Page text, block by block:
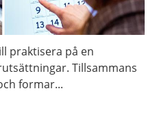
praktisera på en
Tillsammans
formar...